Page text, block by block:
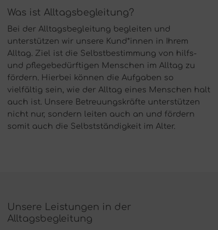
Was ist Alltagsbegleitung?
Bei der Alltagsbegleitung begleiten und
unterstützen wir unsere Kund*innen in Ihrem
Alltag. Ziel ist die Selbstbestimmung von hilfs-
und pflegebedürftigen Menschen im Alltag zu
fördern. Hierbei können die Aufgaben so
vielfältig sein, wie der Alltag eines Menschen halt
auch ist. Unsere Betreuungskräfte unterstützen
nicht nur, sondern leiten auch an und fördern
somit auch die Selbstständigkeit im Alter.
Unsere Leistungen in der
Alltagsbegleitung